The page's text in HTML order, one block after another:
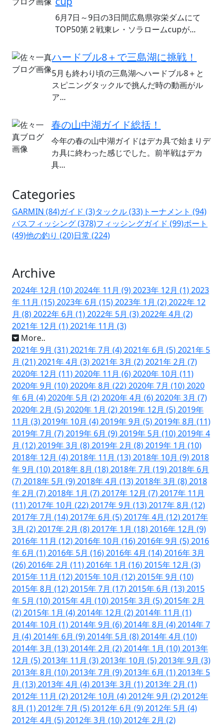
6月7日～9日の3日間広島県弥栄ダムにて
TOP50第２戦東レ・ソラロームcupが...
ハードブル8＋で三島湖に挑戦！
5月も終わり頃の三島湖へハードブル8＋と
スピニングタックルで挑んだ時の動画がル
ア...
春の山中湖ガイド総括！
今年の春の山中湖ガイドはデカ具で始まりデ
カ具に終わった感じでした。前半戦はデカ
具...
Categories
GARMIN (84)ガイド (3)タックル (33) トーナメント (94)
バスフィッシング (378)フィッシングガイド (99)ボート
(49)他の釣り (20)日常 (224)
Archive
2024年 12月 (10)2024年 11月 (9)2023年 12月 (1)2023
年 11月 (15)2023年 6月 (15)2023年 1月 (2)2022年 12
月 (8)2022年 6月 (1)2022年 5月 (3)2022年 4月 (2)
2021年 12月 (1)2021年 11月 (3)
More..
2021年 9月 (31)2021年 7月 (4)2021年 6月 (5)2021年 5
月 (21)2021年 4月 (3)2021年 3月 (2)2021年 2月 (7)
2020年 12月 (11)2020年 11月 (6)2020年 10月 (11)
2020年 9月 (10)2020年 8月 (22)2020年 7月 (10)2020
年 6月 (4)2020年 5月 (2)2020年 4月 (6)2020年 3月 (7)
2020年 2月 (5)2020年 1月 (2)2019年 12月 (5)2019年
11月 (3)2019年 10月 (4)2019年 9月 (5)2019年 8月 (11)
2019年 7月 (7)2019年 6月 (9)2019年 5月 (10)2019年 4
月 (12)2019年 3月 (8)2019年 2月 (8)2019年 1月 (10)
2018年 12月 (4)2018年 11月 (13)2018年 10月 (9)2018
年 9月 (10)2018年 8月 (18)2018年 7月 (19)2018年 6月
(7)2018年 5月 (9)2018年 4月 (13)2018年 3月 (8)2018
年 2月 (7)2018年 1月 (7)2017年 12月 (7)2017年 11月
(11)2017年 10月 (22)2017年 9月 (13)2017年 8月 (12)
2017年 7月 (14)2017年 6月 (5)2017年 4月 (12)2017年
3月 (2)2017年 2月 (8)2017年 1月 (18)2016年 12月 (9)
2016年 11月 (12)2016年 10月 (16)2016年 9月 (5)2016
年 6月 (1)2016年 5月 (16)2016年 4月 (14)2016年 3月
(26)2016年 2月 (11)2016年 1月 (16)2015年 12月 (3)
2015年 11月 (12)2015年 10月 (12)2015年 9月 (10)
2015年 8月 (12)2015年 7月 (17)2015年 6月 (13)2015
年 5月 (10)2015年 4月 (10)2015年 3月 (5)2015年 2月
(2)2015年 1月 (4)2014年 12月 (2)2014年 11月 (1)
2014年 10月 (1)2014年 9月 (6)2014年 8月 (4)2014年 7
月 (4)2014年 6月 (9)2014年 5月 (8)2014年 4月 (10)
2014年 3月 (13)2014年 2月 (2)2014年 1月 (10)2013年
12月 (5)2013年 11月 (3)2013年 10月 (5)2013年 9月 (3)
2013年 8月 (10)2013年 7月 (9)2013年 6月 (1)2013年 5
月 (13)2013年 4月 (4)2013年 3月 (1)2013年 2月 (1)
2012年 11月 (2)2012年 10月 (4)2012年 9月 (2)2012年
8月 (1)2012年 7月 (5)2012年 6月 (9)2012年 5月 (4)
2012年 4月 (5)2012年 3月 (10)2012年 2月 (2)